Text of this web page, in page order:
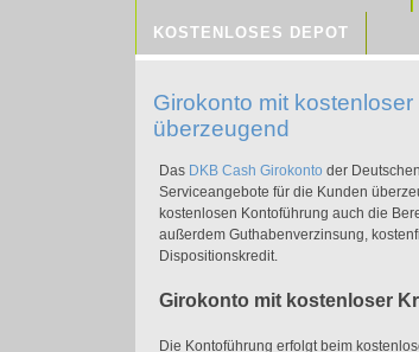
KOSTENLOSES DEPOT
Girokonto mit
überzeugend
Das DKB Cash Girokonto der
Serviceangebote für die Kunden
kostenlosen Kontoführung auch die
außerdem Guthabenverzinsung,
Dispositionskredit.
Girokonto mit kostenloser
Die Kontoführung erfolgt beim